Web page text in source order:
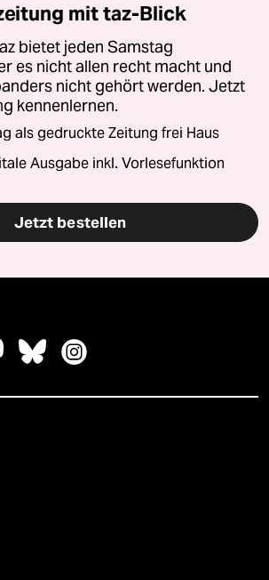
mit taz-Blick
bietet jeden Samstag
es nicht allen recht macht und
nicht gehört werden. Jetzt
kennenlernen.
als gedruckte Zeitung frei Haus
Ausgabe inkl. Vorlesefunktion
Jetzt bestellen